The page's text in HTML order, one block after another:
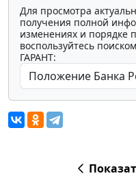
Для просмотра
получения полной
изменениях и порядке
воспользуйтесь
ГАРАНТ: